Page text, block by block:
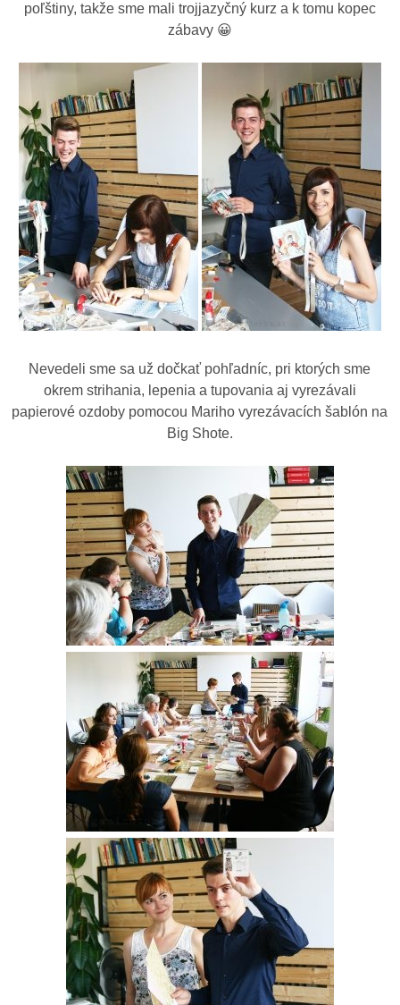
poľštiny, takže sme mali trojjazyčný kurz a k tomu kopec
zábavy 😀
Nevedeli sme sa už dočkať pohľadníc, pri ktorých sme
okrem strihania, lepenia a tupovania aj vyrezávali
papierové ozdoby pomocou Mariho vyrezávacích šablón na
Big Shote.